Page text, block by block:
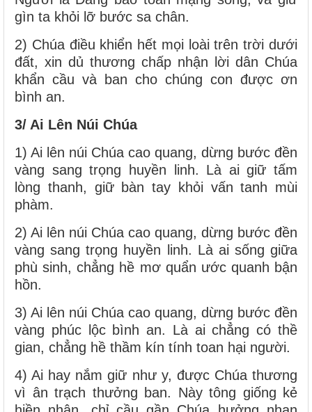
gìn ta khỏi lỡ bước sa chân.
2) Chúa điều khiển hết mọi loài trên trời dưới
đất, xin dủ thương chấp nhận lời dân Chúa
khẩn cầu và ban cho chúng con được ơn
bình an.
3/ Ai Lên Núi Chúa
1) Ai lên núi Chúa cao quang, dừng bước đền
vàng sang trọng huyền linh. Là ai giữ tấm
lòng thanh, giữ bàn tay khỏi vấn tanh mùi
phàm.
2) Ai lên núi Chúa cao quang, dừng bước đền
vàng sang trọng huyền linh. Là ai sống giữa
phù sinh, chẳng hề mơ quẩn ước quanh bận
hồn.
3) Ai lên núi Chúa cao quang, dừng bước đền
vàng phúc lộc bình an. Là ai chẳng có thề
gian, chẳng hề thầm kín tính toan hại người.
4) Ai hay nắm giữ như y, được Chúa thương
vì ân trạch thưởng ban. Này tông giống kẻ